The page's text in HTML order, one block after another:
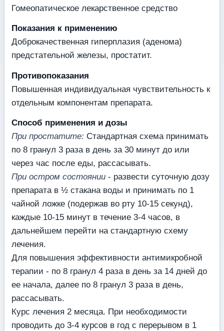
Гомеопатическое лекарственное средство
Показания к применению
Доброкачественная гиперплазия (аденома)
предстательной железы, простатит.
Противопоказания
Повышенная индивидуальная чувствительность к
отдельным компонентам препарата.
Способ применения и дозы
При простатите: Стандартная схема принимать
по 8 гранул 3 раза в день за 30 минут до или
через час после еды, рассасывать.
При остром состоянии - развести суточную дозу
препарата в ½ стакана воды и принимать по 1
чайной ложке (подержав во рту 10-15 секунд),
каждые 10-15 минут в течение 3-4 часов, в
дальнейшем перейти на стандартную схему
лечения.
Для повышения эффективности антимикробной
терапии - по 8 гранул 4 раза в день за 14 дней до
ее начала, далее по 8 гранул 3 раза в день,
рассасывать.
Курс лечения 2 месяца. При необходимости
проводить до 3-4 курсов в год с перерывом в 1